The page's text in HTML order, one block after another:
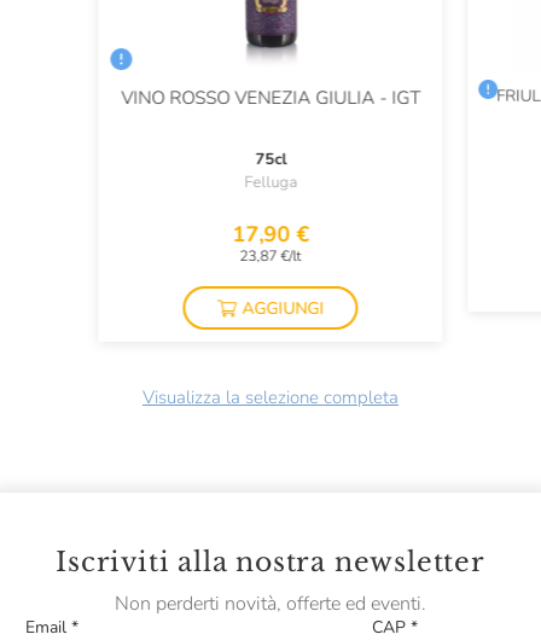
VINO ROSSO VENEZIA GIULIA - IGT
75cl
Felluga
17,90 €
23,87 €/lt
AGGIUNGI
Visualizza la selezione completa
Iscriviti alla nostra newsletter
Non perderti novità, offerte ed eventi.
Email * CAP *